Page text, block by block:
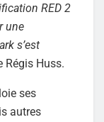
RED 2
une
s’est
Régis Huss.
ses
autres